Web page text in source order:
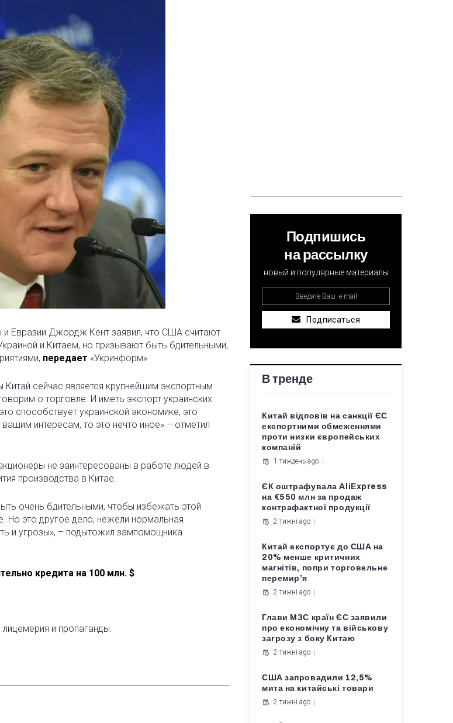
Евразии Джордж Кент заявил, что США считают
и Китаем, но призывают быть бдительными,
передает «Укринформ».
сейчас является крупнейшим экспортным
о торговле. И иметь экспорт украинских
способствует украинской экономике, это
интересам, то это нечто иное» – отметил
не заинтересованы в работе людей в
производства в Китае.
очень бдительными, чтобы избежать этой
Но это другое дело, нежели нормальная
и угрозы», – подытожил зампомощника
кредита на 100 млн. $
и пропаганды.
Подпишись
на рассылку
новый и популярные материалы
Подписаться
В тренде
Китай відповів на санкції ЄС
експортними обмеженнями
проти низки європейських
компаній
1 тиждень ago
ЄК оштрафувала AliExpress
на €550 млн за продаж
контрафактної продукції
2 тижні ago
Китай експортує до США на
20% менше критичних
магнітів, попри торговельне
перемир’я
2 тижні ago
Глави МЗС країн ЄС заявили
про економічну та військову
загрозу з боку Китаю
2 тижні ago
США запровадили 12,5%
мита на китайські товари
2 тижні ago